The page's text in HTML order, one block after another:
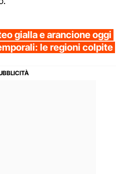
gialla e arancione oggi
le regioni colpite